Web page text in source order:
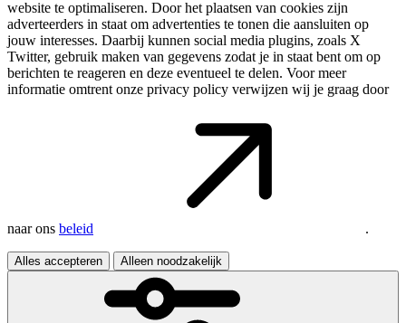
website te optimaliseren. Door het plaatsen van cookies zijn
adverteerders in staat om advertenties te tonen die aansluiten op
jouw interesses. Daarbij kunnen social media plugins, zoals X
Twitter, gebruik maken van gegevens zodat je in staat bent om op
berichten te reageren en deze eventueel te delen. Voor meer
informatie omtrent onze privacy policy verwijzen wij je graag door
naar ons beleid .
Alles accepteren Alleen noodzakelijk